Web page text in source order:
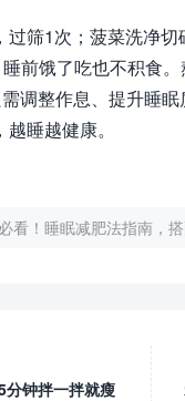
筛1次；菠菜洗净
前饿了吃也不积食
调整作息、提升睡
睡越健康。
看！睡眠减肥法指南，
分钟拌一拌就瘦